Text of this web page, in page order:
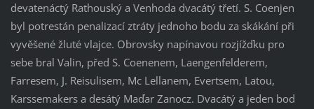
devatenáctý Rathouský a Venhoda dvacátý třetí. S. Coenjen
byl potrestán penalizací ztráty jednoho bodu za skákání při
vyvěšené žluté vlajce. Obrovsky napínavou rozjížďku pro
sebe bral Valin, před S. Coenenem, Laengenfelderem,
Farresem, J. Reisulisem, Mc Lellanem, Evertsem, Latou,
Karssemakers a desátý Maďar Zanocz. Dvacátý a jeden bod